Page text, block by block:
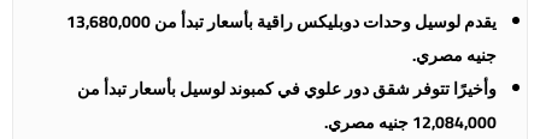
يقدم لوسيل وحدات دوبليكس راقية بأسعار تبدأ من 13,680,000
جنيه مصري.
وأخيرًا تتوفر شقق دور علوي في كمبوند لوسيل بأسعار تبدأ من
12,084,000 جنيه مصري.